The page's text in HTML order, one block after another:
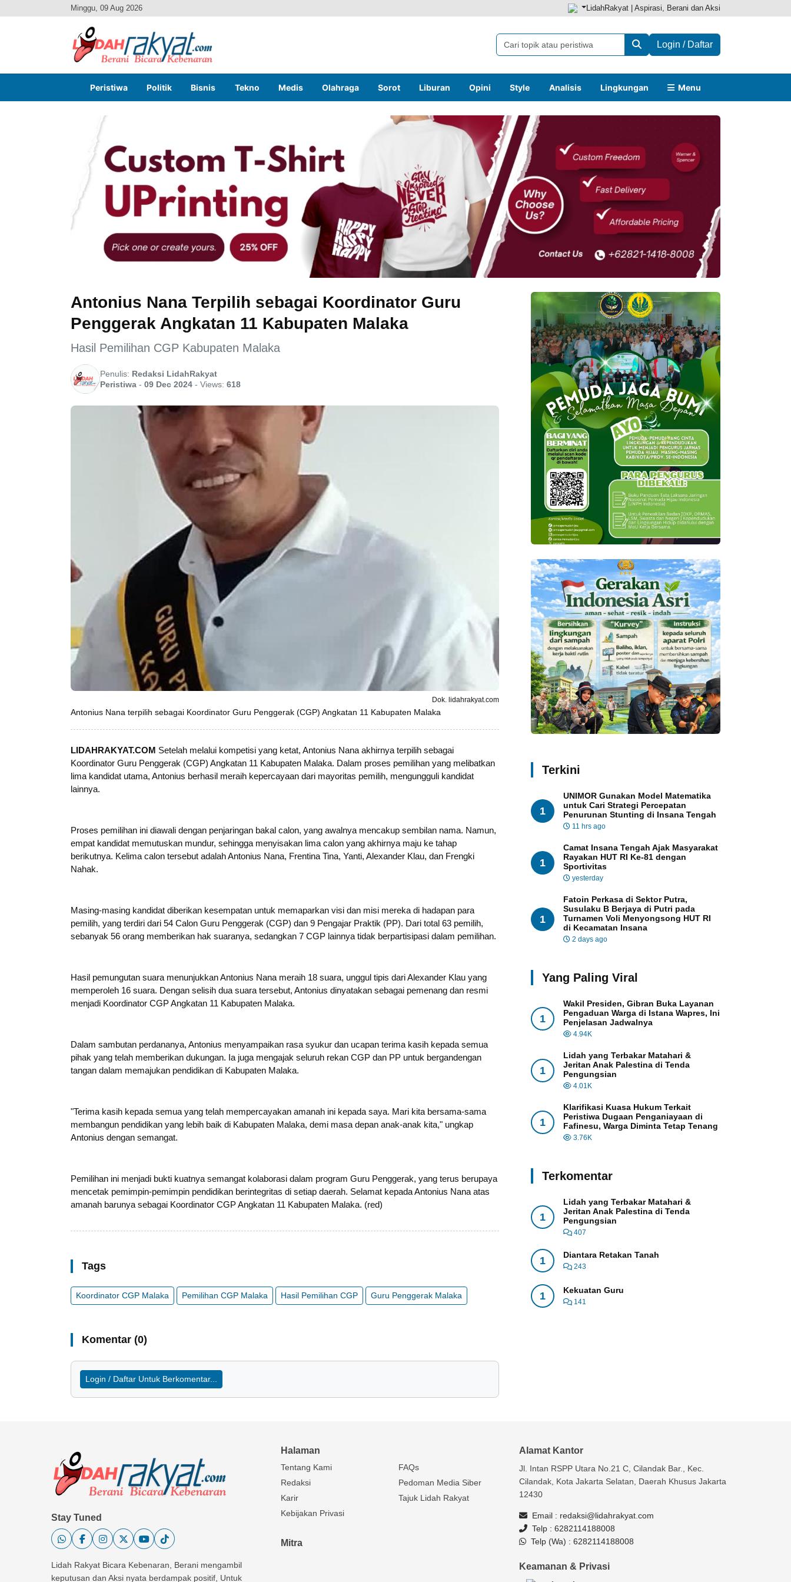
Minggu, 09 Aug 2026 LidahRakyat | Aspirasi, Berani dan Aksi
Login / Daftar
Peristiwa Politik Bisnis Tekno Medis Olahraga Sorot Liburan Opini Style Analisis Lingkungan Menu
Antonius Nana Terpilih sebagai Koordinator Guru
Penggerak Angkatan 11 Kabupaten Malaka
Hasil Pemilihan CGP Kabupaten Malaka
Penulis: Redaksi LidahRakyat
Peristiwa - 09 Dec 2024 - Views: 618
Dok. lidahrakyat.com
Antonius Nana terpilih sebagai Koordinator Guru Penggerak (CGP) Angkatan 11 Kabupaten Malaka
LIDAHRAKYAT.COM Setelah melalui kompetisi yang ketat, Antonius Nana akhirnya terpilih sebagai
Koordinator Guru Penggerak (CGP) Angkatan 11 Kabupaten Malaka. Dalam proses pemilihan yang melibatkan
lima kandidat utama, Antonius berhasil meraih kepercayaan dari mayoritas pemilih, mengungguli kandidat
lainnya.
Proses pemilihan ini diawali dengan penjaringan bakal calon, yang awalnya mencakup sembilan nama. Namun,
empat kandidat memutuskan mundur, sehingga menyisakan lima calon yang akhirnya maju ke tahap
berikutnya. Kelima calon tersebut adalah Antonius Nana, Frentina Tina, Yanti, Alexander Klau, dan Frengki
Nahak.
Masing-masing kandidat diberikan kesempatan untuk memaparkan visi dan misi mereka di hadapan para
pemilih, yang terdiri dari 54 Calon Guru Penggerak (CGP) dan 9 Pengajar Praktik (PP). Dari total 63 pemilih,
sebanyak 56 orang memberikan hak suaranya, sedangkan 7 CGP lainnya tidak berpartisipasi dalam pemilihan.
Hasil pemungutan suara menunjukkan Antonius Nana meraih 18 suara, unggul tipis dari Alexander Klau yang
memperoleh 16 suara. Dengan selisih dua suara tersebut, Antonius dinyatakan sebagai pemenang dan resmi
menjadi Koordinator CGP Angkatan 11 Kabupaten Malaka.
Dalam sambutan perdananya, Antonius menyampaikan rasa syukur dan ucapan terima kasih kepada semua
pihak yang telah memberikan dukungan. Ia juga mengajak seluruh rekan CGP dan PP untuk bergandengan
tangan dalam memajukan pendidikan di Kabupaten Malaka.
"Terima kasih kepada semua yang telah mempercayakan amanah ini kepada saya. Mari kita bersama-sama
membangun pendidikan yang lebih baik di Kabupaten Malaka, demi masa depan anak-anak kita," ungkap
Antonius dengan semangat.
Pemilihan ini menjadi bukti kuatnya semangat kolaborasi dalam program Guru Penggerak, yang terus berupaya
mencetak pemimpin-pemimpin pendidikan berintegritas di setiap daerah. Selamat kepada Antonius Nana atas
amanah barunya sebagai Koordinator CGP Angkatan 11 Kabupaten Malaka. (red)
Tags
Koordinator CGP Malaka Pemilihan CGP Malaka Hasil Pemilihan CGP Guru Penggerak Malaka
Komentar (0)
Login / Daftar Untuk Berkomentar...
Terkini
1
UNIMOR Gunakan Model Matematika
untuk Cari Strategi Percepatan
Penurunan Stunting di Insana Tengah
11 hrs ago
1
Camat Insana Tengah Ajak Masyarakat
Rayakan HUT RI Ke-81 dengan
Sportivitas
yesterday
1
Fatoin Perkasa di Sektor Putra,
Susulaku B Berjaya di Putri pada
Turnamen Voli Menyongsong HUT RI
di Kecamatan Insana
2 days ago
Yang Paling Viral
1
Wakil Presiden, Gibran Buka Layanan
Pengaduan Warga di Istana Wapres, Ini
Penjelasan Jadwalnya
4.94K
1
Lidah yang Terbakar Matahari &
Jeritan Anak Palestina di Tenda
Pengungsian
4.01K
1
Klarifikasi Kuasa Hukum Terkait
Peristiwa Dugaan Penganiayaan di
Fafinesu, Warga Diminta Tetap Tenang
3.76K
Terkomentar
1
Lidah yang Terbakar Matahari &
Jeritan Anak Palestina di Tenda
Pengungsian
407
1 Diantara Retakan Tanah
243
1 Kekuatan Guru
141
Stay Tuned
Lidah Rakyat Bicara Kebenaran, Berani mengambil
keputusan dan Aksi nyata berdampak positif, Untuk
Halaman
Tentang Kami
Redaksi
Karir
Kebijakan Privasi
FAQs
Pedoman Media Siber
Tajuk Lidah Rakyat
Mitra
Alamat Kantor
Jl. Intan RSPP Utara No.21 C, Cilandak Bar., Kec.
Cilandak, Kota Jakarta Selatan, Daerah Khusus Jakarta
12430
Email : redaksi@lidahrakyat.com
Telp : 6282114188008
Telp (Wa) : 6282114188008
Keamanan & Privasi